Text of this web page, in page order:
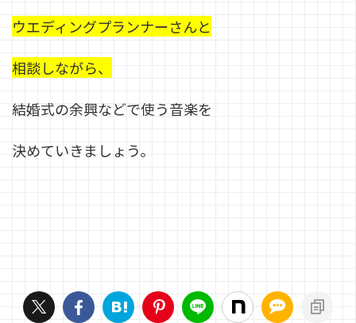
ウエディングプランナーさんと
相談しながら、
結婚式の余興などで使う音楽を
決めていきましょう。